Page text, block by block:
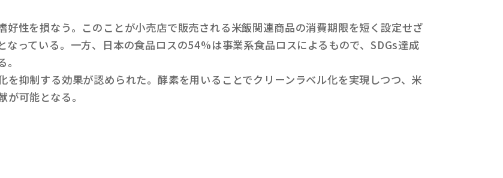
性を損なう。このことが小売店で販売される米飯関連商品の消費期限を短く設定せざ
なっている。一方、日本の食品ロスの54%は事業系食品ロスによるもので、SDGs達成
抑制する効果が認められた。酵素を用いることでクリーンラベル化を実現しつつ、米
可能となる。